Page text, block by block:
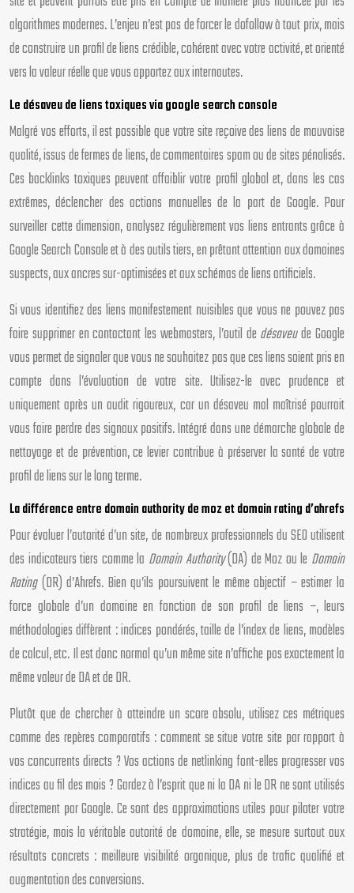
algorithmes modernes. L’enjeu n’est pas de forcer le dofollow à tout prix, mais
de construire un profil de liens crédible, cohérent avec votre activité, et orienté
vers la valeur réelle que vous apportez aux internautes.
Le désaveu de liens toxiques via google search console
Malgré vos efforts, il est possible que votre site reçoive des liens de mauvaise
qualité, issus de fermes de liens, de commentaires spam ou de sites pénalisés.
Ces backlinks toxiques peuvent affaiblir votre profil global et, dans les cas
extrêmes, déclencher des actions manuelles de la part de Google. Pour
surveiller cette dimension, analysez régulièrement vos liens entrants grâce à
Google Search Console et à des outils tiers, en prêtant attention aux domaines
suspects, aux ancres sur-optimisées et aux schémas de liens artificiels.
Si vous identifiez des liens manifestement nuisibles que vous ne pouvez pas
faire supprimer en contactant les webmasters, l’outil dedésaveude Google
vous permet de signaler que vous ne souhaitez pas que ces liens soient pris en
compte dans l’évaluation de votre site. Utilisez-le avec prudence et
uniquement après un audit rigoureux, car un désaveu mal maîtrisé pourrait
vous faire perdre des signaux positifs. Intégré dans une démarche globale de
nettoyage et de prévention, ce levier contribue à préserver la santé de votre
profil de liens sur le long terme.
La différence entre domain authority de moz et domain rating d’ahrefs
Pour évaluer l’autorité d’un site, de nombreux professionnels du SEO utilisent
des indicateurs tiers comme la Domain Authority(DA) de Moz ou le Domain
Rating(DR) d’Ahrefs. Bien qu’ils poursuivent le même objectif – estimer la
force globale d’un domaine en fonction de son profil de liens –, leurs
méthodologies diffèrent : indices pondérés, taille de l’index de liens, modèles
de calcul, etc. Il est donc normal qu’un même site n’affiche pas exactement la
même valeur de DA et de DR.
Plutôt que de chercher à atteindre un score absolu, utilisez ces métriques
comme des repères comparatifs : comment se situe votre site par rapport à
vos concurrents directs ? Vos actions de netlinking font-elles progresser vos
indices au fil des mois ? Gardez à l’esprit que ni la DA ni le DR ne sont utilisés
directement par Google. Ce sont des approximations utiles pour piloter votre
stratégie, mais la véritable autorité de domaine, elle, se mesure surtout aux
résultats concrets : meilleure visibilité organique, plus de trafic qualifié et
augmentation des conversions.